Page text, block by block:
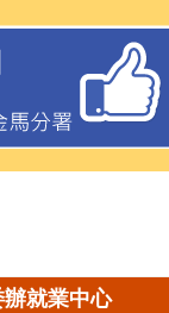
辦就業中心